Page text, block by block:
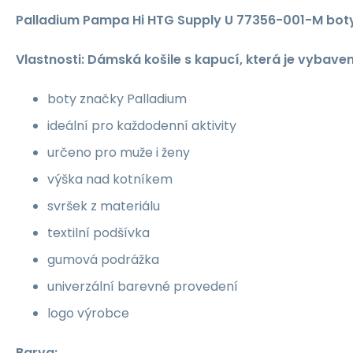
Palladium Pampa Hi HTG Supply U 77356-001-M
Vlastnosti: Dámská košile s kapucí, která je
boty značky Palladium
ideální pro každodenní aktivity
určeno pro muže i ženy
výška nad kotníkem
svršek z materiálu
textilní podšívka
gumová podrážka
univerzální barevné provedení
logo výrobce